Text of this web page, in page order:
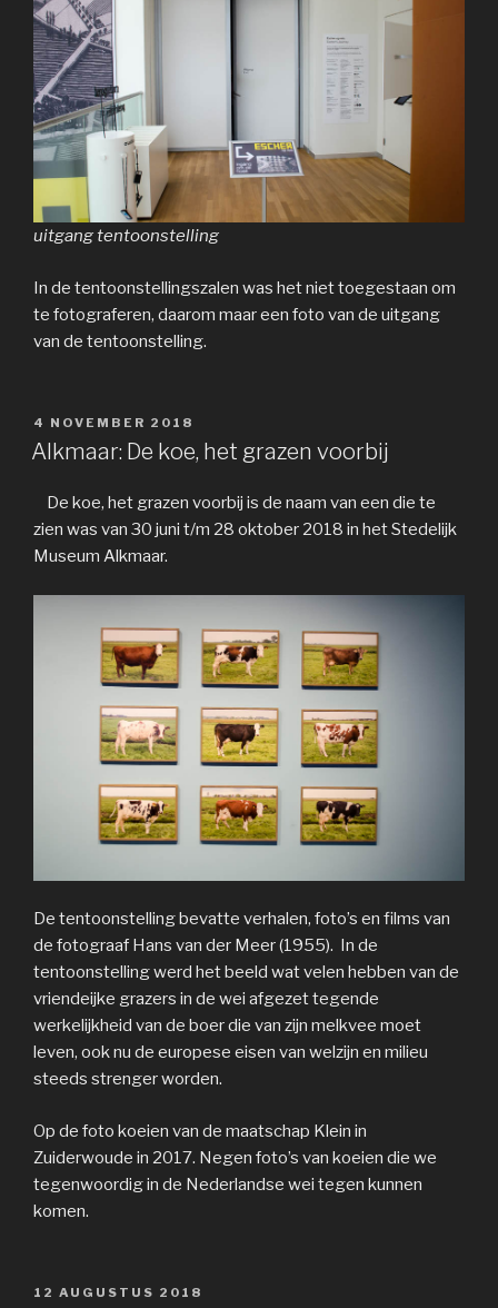
uitgang tentoonstelling
In de tentoonstellingszalen was het niet toegestaan om
te fotograferen, daarom maar een foto van de uitgang
van de tentoonstelling.
GEPLAATST
OP
4 NOVEMBER 2018
Alkmaar: De koe, het grazen voorbij
De koe, het grazen voorbij is de naam van een die te
zien was van 30 juni t/m 28 oktober 2018 in het Stedelijk
Museum Alkmaar.
De tentoonstelling bevatte verhalen, foto’s en films van
de fotograaf Hans van der Meer (1955). In de
tentoonstelling werd het beeld wat velen hebben van de
vriendeijke grazers in de wei afgezet tegende
werkelijkheid van de boer die van zijn melkvee moet
leven, ook nu de europese eisen van welzijn en milieu
steeds strenger worden.
Op de foto koeien van de maatschap Klein in
Zuiderwoude in 2017. Negen foto’s van koeien die we
tegenwoordig in de Nederlandse wei tegen kunnen
komen.
GEPLAATST
12 AUGUSTUS 2018